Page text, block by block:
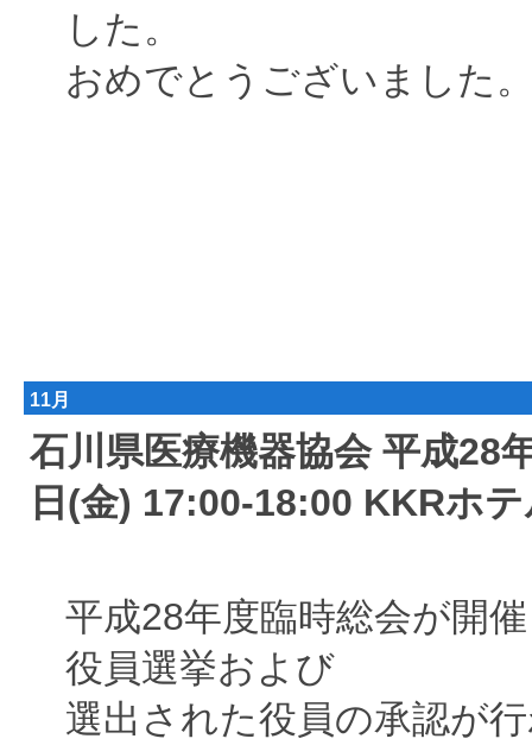
した。
おめでとうございました
11月
石川県医療機器協会 平
日(金) 17:00-18:00 KKRホ
平成28年度臨時総会が開
役員選挙および
選出された役員の承認が